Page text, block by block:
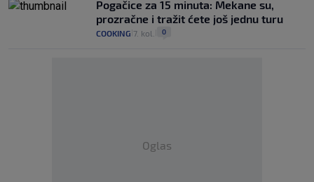
Pogačice za 15 minuta: Mekane su,
prozračne i tražit ćete još jednu turu
COOKING 7. kol. 0
Oglas